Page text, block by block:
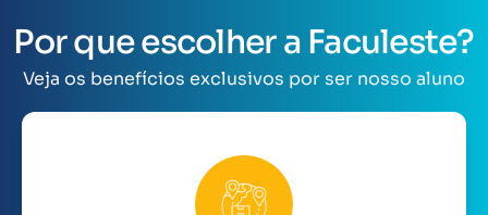
Por que escolher a Faculeste?
Veja os benefícios exclusivos por ser nosso aluno